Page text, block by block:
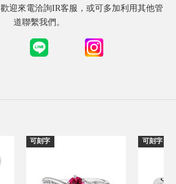
迎來電洽詢IR客服，或可多加利用其他管
道聯繫我們。
可刻字 可刻字